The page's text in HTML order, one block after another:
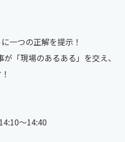
一つの正解を提示！
「現場のあるある」を交え、
～14:40​​